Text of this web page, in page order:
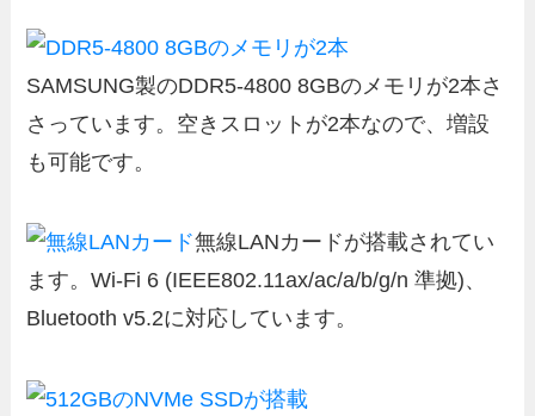
SAMSUNG製のDDR5-4800 8GBのメモリが2本さ
さっています。空きスロットが2本なので、増設
も可能です。
無線LANカードが搭載されてい
ます。Wi-Fi 6 (IEEE802.11ax/ac/a/b/g/n 準拠)、
Bluetooth v5.2に対応しています。